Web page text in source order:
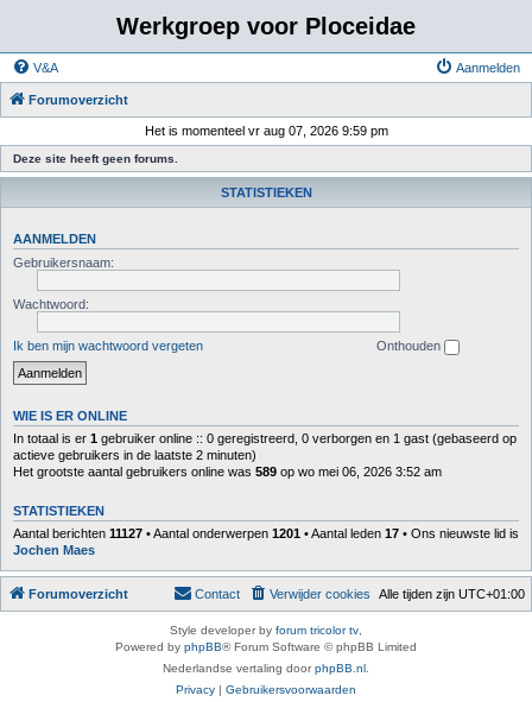
Werkgroep voor Ploceidae
V&A Aanmelden
Forumoverzicht
Het is momenteel vr aug 07, 2026 9:59 pm
Deze site heeft geen forums.
STATISTIEKEN
AANMELDEN
Gebruikersnaam:
Wachtwoord:
Ik ben mijn wachtwoord vergeten Onthouden
WIE IS ER ONLINE
In totaal is er 1 gebruiker online :: 0 geregistreerd, 0 verborgen en 1 gast (gebaseerd op
actieve gebruikers in de laatste 2 minuten)
Het grootste aantal gebruikers online was 589 op wo mei 06, 2026 3:52 am
STATISTIEKEN
Aantal berichten 11127 • Aantal onderwerpen 1201 • Aantal leden 17 • Ons nieuwste lid is
Jochen Maes
Forumoverzicht Alle tijden zijn UTC+01:00
Verwijder cookies
Contact
Style developer by forum tricolor tv
Powered by phpBB® Forum Software © phpBB Limited
Nederlandse vertaling doorphpBB.nl
Privacy | Gebruikersvoorwaarden